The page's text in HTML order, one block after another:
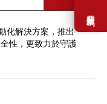
需要幫助嗎？
化解決方案，推出
性，更致力於守護